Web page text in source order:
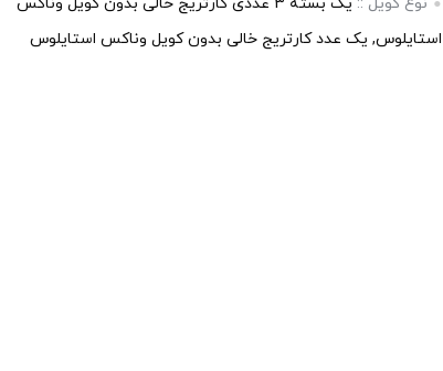
استایلوس, یک عدد کارتریج خالی بدون کویل وناکس استایلوس